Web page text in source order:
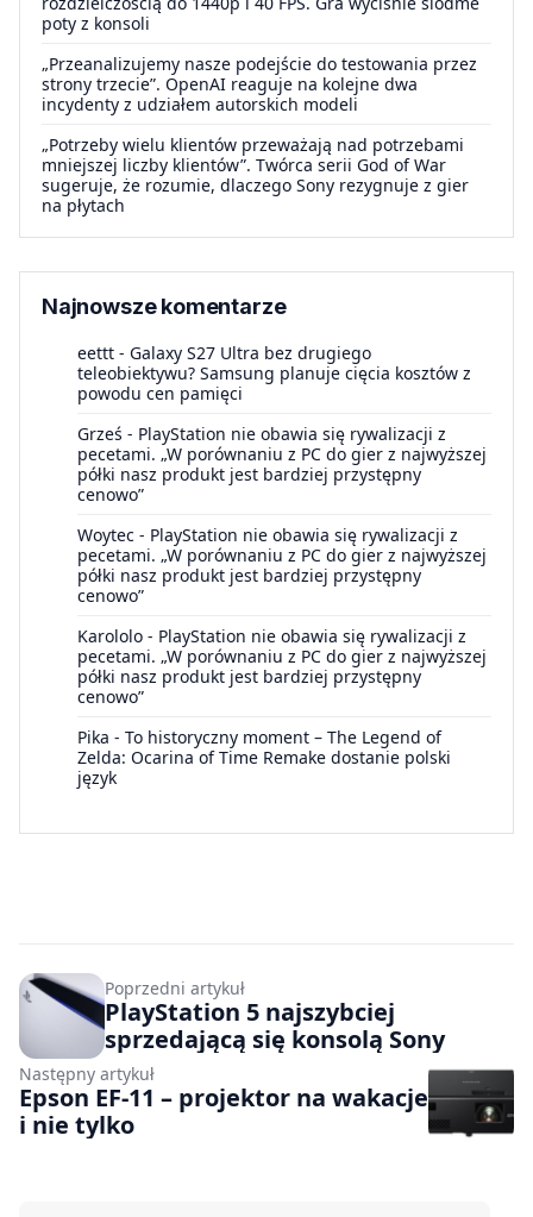
poty z konsoli
„Przeanalizujemy nasze podejście do testowania przez
strony trzecie”. OpenAI reaguje na kolejne dwa
incydenty z udziałem autorskich modeli
„Potrzeby wielu klientów przeważają nad potrzebami
mniejszej liczby klientów”. Twórca serii God of War
sugeruje, że rozumie, dlaczego Sony rezygnuje z gier
na płytach
Najnowsze komentarze
eettt - Galaxy S27 Ultra bez drugiego
teleobiektywu? Samsung planuje cięcia kosztów z
powodu cen pamięci
Grześ - PlayStation nie obawia się rywalizacji z
pecetami. „W porównaniu z PC do gier z najwyższej
półki nasz produkt jest bardziej przystępny
cenowo”
Woytec - PlayStation nie obawia się rywalizacji z
pecetami. „W porównaniu z PC do gier z najwyższej
półki nasz produkt jest bardziej przystępny
cenowo”
Karololo - PlayStation nie obawia się rywalizacji z
pecetami. „W porównaniu z PC do gier z najwyższej
półki nasz produkt jest bardziej przystępny
cenowo”
Pika - To historyczny moment – The Legend of
Zelda: Ocarina of Time Remake dostanie polski
język
Poprzedni artykuł
PlayStation 5 najszybciej
sprzedającą się konsolą Sony
Następny artykuł
Epson EF-11 – projektor na wakacje
i nie tylko